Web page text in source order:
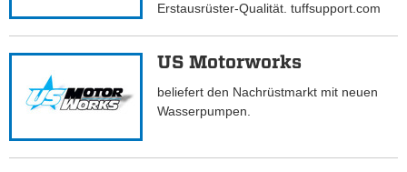
Erstausrüster-Qualität. tuffsupport.com
US Motorworks
beliefert den Nachrüstmarkt mit neuen
Wasserpumpen.